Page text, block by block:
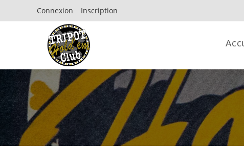
Connexion Inscription